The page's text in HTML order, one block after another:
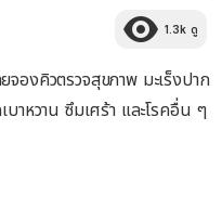
1.3k ดู
องคิวตรวจสุขภาพ มะเร็งปาก
บาหวาน ซึมเศร้า และโรคอื่น ๆ